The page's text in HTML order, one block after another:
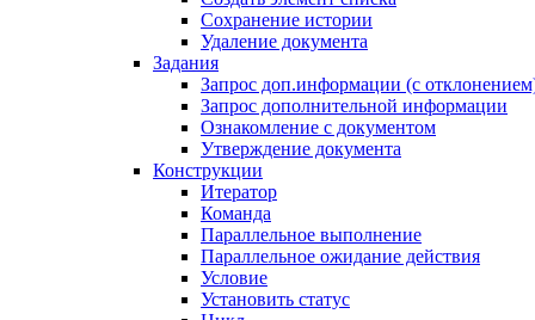
Сохранение истории
Удаление документа
Задания
Запрос доп.информации (с
Запрос дополнительной информации
Ознакомление с документом
Утверждение документа
Конструкции
Итератор
Команда
Параллельное выполнение
Параллельное ожидание действия
Условие
Установить статус